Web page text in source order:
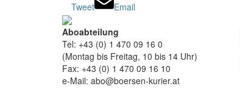
Tweet Email
Aboabteilung
Tel: +43 (0) 1 470 09 16 0
(Montag bis Freitag, 10 bis 14 Uhr)
Fax: +43 (0) 1 470 09 16 10
e-Mail: abo@boersen-kurier.at